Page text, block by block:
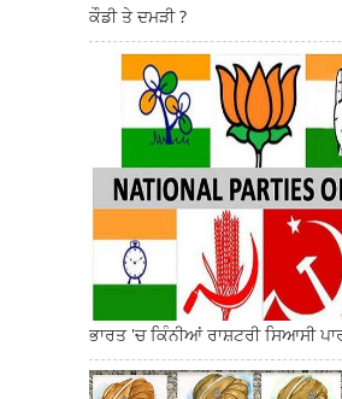
ਕੌਡੀ ਤੇ ਦਮੜੀ ?
ਭਾਰਤ 'ਚ ਕਿੰਨੀਆਂ ਰਾਸ਼ਟਰੀ ਸਿਆਸੀ